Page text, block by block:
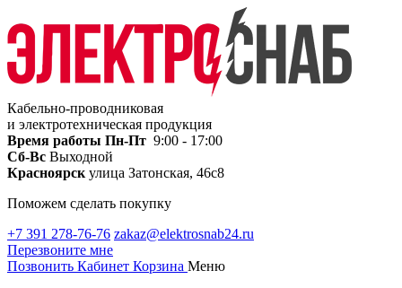
Кабельно-проводниковая
и электротехническая продукция
Время работы Пн-Пт 9:00 - 17:00
Сб-Вс Выходной
Красноярск улица Затонская, 46с8
Поможем сделать покупку
+7 391 278-76-76 zakaz@elektrosnab24.ru
Перезвоните мне
Позвонить Кабинет Корзина Меню